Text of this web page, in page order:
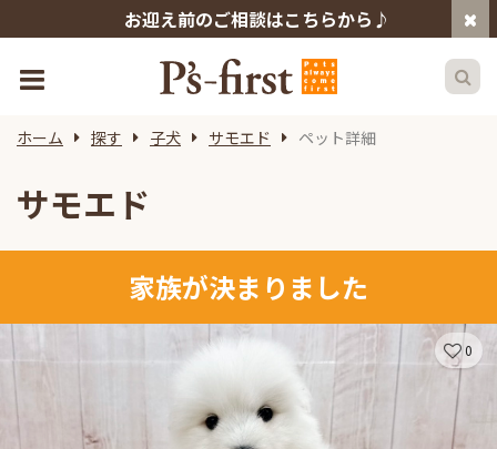
お迎え前のご相談はこちらから♪
ホーム 探す 子犬 サモエド ペット詳細
サモエド
家族が決まりました
0